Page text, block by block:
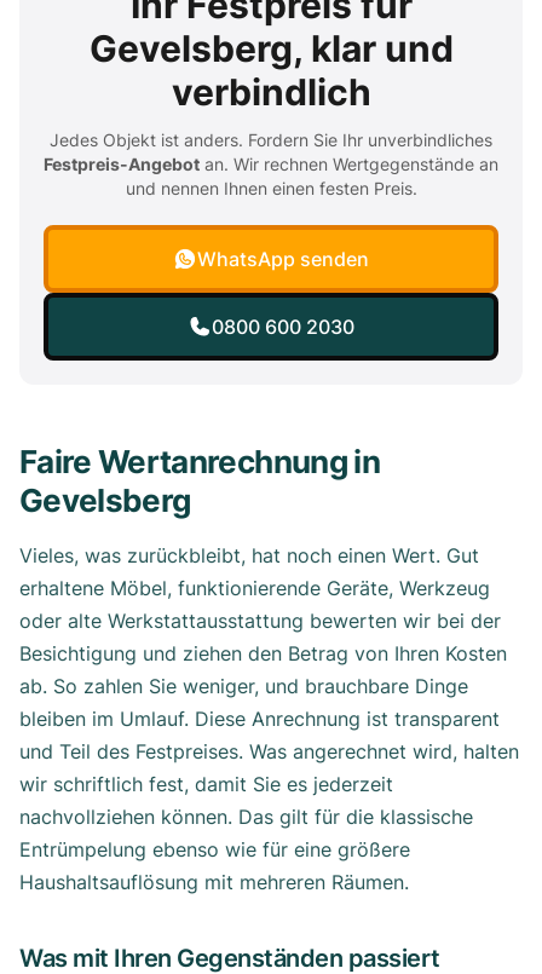
Gevelsberg, klar und
verbindlich
Jedes Objekt ist anders. Fordern Sie Ihr unverbindliches
Festpreis-Angebot an. Wir rechnen Wertgegenstände an
und nennen Ihnen einen festen Preis.
WhatsApp senden
0800 600 2030
Faire Wertanrechnung in
Gevelsberg
Vieles, was zurückbleibt, hat noch einen Wert. Gut
erhaltene Möbel, funktionierende Geräte, Werkzeug
oder alte Werkstattausstattung bewerten wir bei der
Besichtigung und ziehen den Betrag von Ihren Kosten
ab. So zahlen Sie weniger, und brauchbare Dinge
bleiben im Umlauf. Diese Anrechnung ist transparent
und Teil des Festpreises. Was angerechnet wird, halten
wir schriftlich fest, damit Sie es jederzeit
nachvollziehen können. Das gilt für die klassische
Entrümpelung ebenso wie für eine größere
Haushaltsauflösung mit mehreren Räumen.
Was mit Ihren Gegenständen passiert